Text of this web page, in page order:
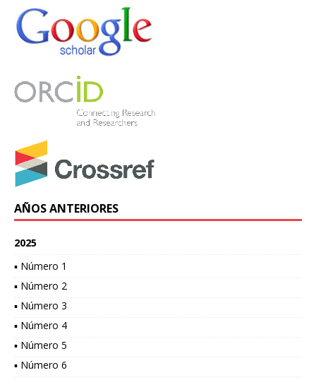
AÑOS ANTERIORES
2025
▪ Número 1
▪ Número 2
▪ Número 3
▪ Número 4
▪ Número 5
▪ Número 6